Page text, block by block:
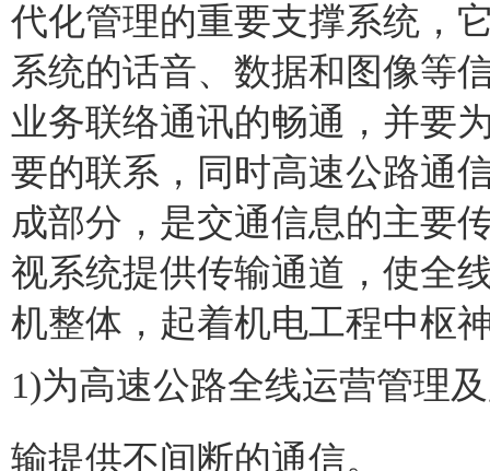
代化管理的重要支撑系统，
系统的话音、数据和图像等
业务联络通讯的畅通，并要
要的联系，同时高速公路通
成部分，是交通信息的主要
视系统提供传输通道，使全
机整体，起着机电工程中枢
1)为高速公路全线运营管理
输提供不间断的通信。